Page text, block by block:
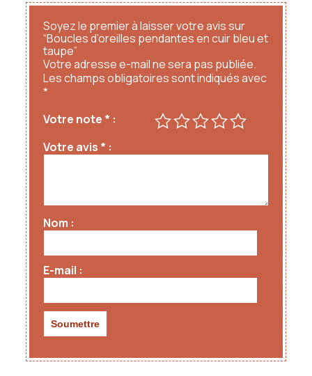
Soyez le premier à laisser votre avis sur
“Boucles d’oreilles pendantes en cuir bleu et
taupe”
Votre adresse e-mail ne sera pas publiée.
Les champs obligatoires sont indiqués avec
*
Votre note *
Votre avis *
Nom
E-mail